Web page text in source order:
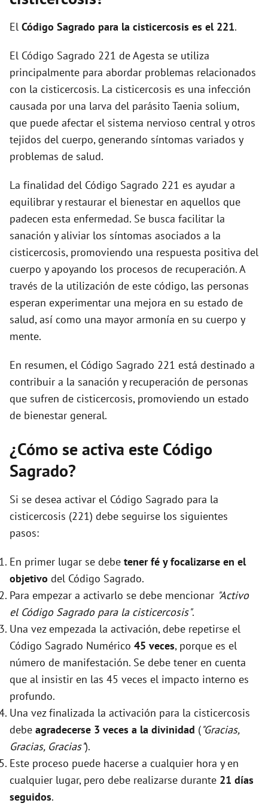
e
o
El Código Sagrado para la cisticercosis es el 221.
El Código Sagrado 221 de Agesta se utiliza
principalmente para abordar problemas relacionados
con la cisticercosis. La cisticercosis es una infección
causada por una larva del parásito Taenia solium,
que puede afectar el sistema nervioso central y otros
tejidos del cuerpo, generando síntomas variados y
problemas de salud.
La finalidad del Código Sagrado 221 es ayudar a
equilibrar y restaurar el bienestar en aquellos que
padecen esta enfermedad. Se busca facilitar la
sanación y aliviar los síntomas asociados a la
cisticercosis, promoviendo una respuesta positiva del
cuerpo y apoyando los procesos de recuperación. A
través de la utilización de este código, las personas
esperan experimentar una mejora en su estado de
salud, así como una mayor armonía en su cuerpo y
mente.
En resumen, el Código Sagrado 221 está destinado a
contribuir a la sanación y recuperación de personas
que sufren de cisticercosis, promoviendo un estado
de bienestar general.
¿Cómo se activa este Código
Sagrado?
Si se desea activar el Código Sagrado para la
cisticercosis (221) debe seguirse los siguientes
pasos:
En primer lugar se debe tener fé y focalizarse en el
objetivo del Código Sagrado.
Para empezar a activarlo se debe mencionar "Activo
el Código Sagrado para la cisticercosis".
Una vez empezada la activación, debe repetirse el
Código Sagrado Numérico 45 veces, porque es el
número de manifestación. Se debe tener en cuenta
que al insistir en las 45 veces el impacto interno es
profundo.
Una vez finalizada la activación para la cisticercosis
debe agradecerse 3 veces a la divinidad ("Gracias,
Gracias, Gracias").
Este proceso puede hacerse a cualquier hora y en
cualquier lugar, pero debe realizarse durante 21 días
seguidos.